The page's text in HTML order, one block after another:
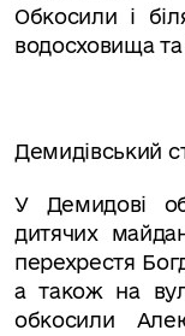
Обкосили і
водосховища
Демидівський
У Демидові
дитячих
перехрестя
а також на
обкосили